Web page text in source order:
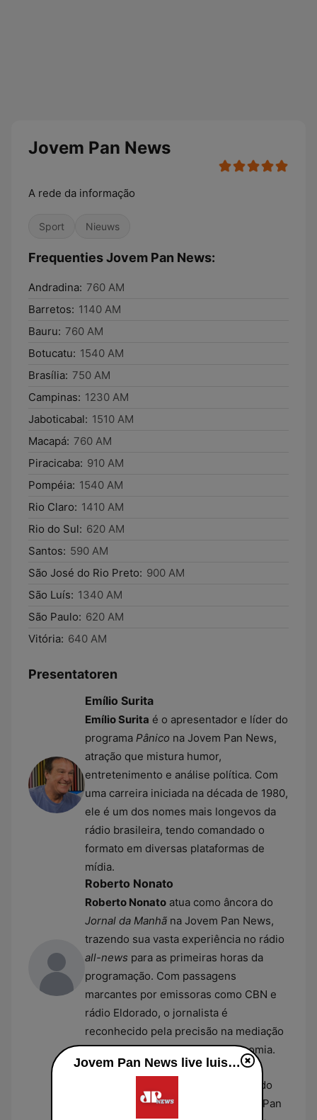
Jovem Pan News
A rede da informação
Sport Nieuws
Frequenties Jovem Pan News:
Andradina: 760 AM
Barretos: 1140 AM
Bauru: 760 AM
Botucatu: 1540 AM
Brasília: 750 AM
Campinas: 1230 AM
Jaboticabal: 1510 AM
Macapá: 760 AM
Piracicaba: 910 AM
Pompéia: 1540 AM
Rio Claro: 1410 AM
Rio do Sul: 620 AM
Santos: 590 AM
São José do Rio Preto: 900 AM
São Luís: 1340 AM
São Paulo: 620 AM
Vitória: 640 AM
Presentatoren
Emílio Surita
Emílio Surita é o apresentador e líder do
programa Pânico na Jovem Pan News,
atração que mistura humor,
entretenimento e análise política. Com
uma carreira iniciada na década de 1980,
ele é um dos nomes mais longevos da
rádio brasileira, tendo comandado o
formato em diversas plataformas de
mídia.
Roberto Nonato
Roberto Nonato atua como âncora do
Jornal da Manhã na Jovem Pan News,
trazendo sua vasta experiência no rádio
all-news para as primeiras horas da
programação. Com passagens
marcantes por emissoras como CBN e
rádio Eldorado, o jornalista é
reconhecido pela precisão na mediação
de debates sobre política e economia.
Fernando Rocha
é o apresentador do
Morning Show
na Jovem Pan
Jovem Pan News live luisteren